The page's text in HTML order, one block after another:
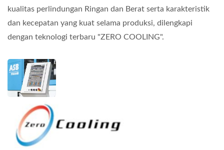
kualitas perlindungan Ringan dan Berat serta karakteristik
dan kecepatan yang kuat selama produksi, dilengkapi
dengan teknologi terbaru "ZERO COOLING".